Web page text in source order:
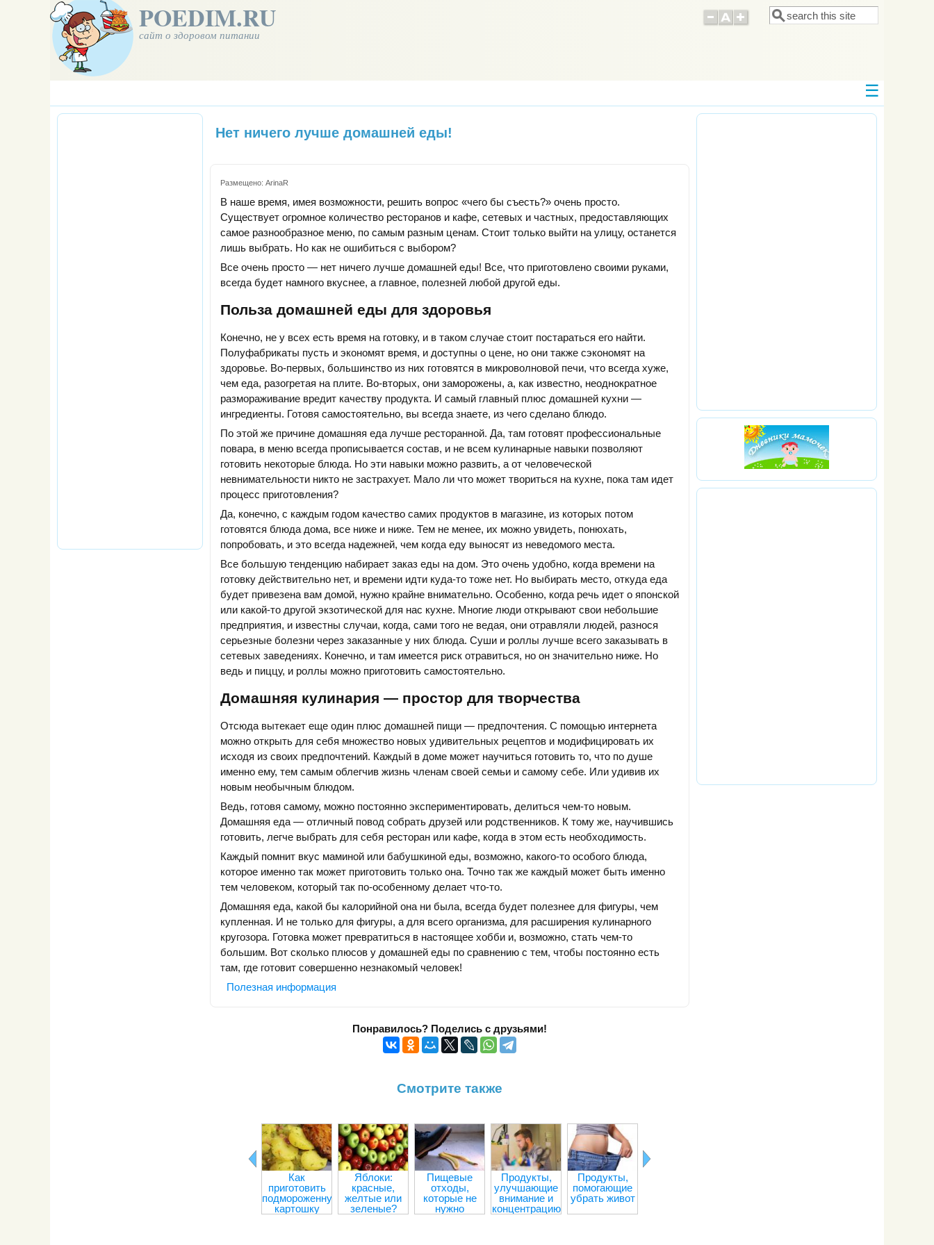
POEDIM.RU
сайт о здоровом питании
Форма поиска
Поиск
Нет ничего лучше домашней еды!
Размещено: ArinaR
В наше время, имея возможности, решить вопрос «чего бы съесть?» очень просто.
Существует огромное количество ресторанов и кафе, сетевых и частных, предоставляющих
самое разнообразное меню, по самым разным ценам. Стоит только выйти на улицу, останется
лишь выбрать. Но как не ошибиться с выбором?
Все очень просто — нет ничего лучше домашней еды! Все, что приготовлено своими руками,
всегда будет намного вкуснее, а главное, полезней любой другой еды.
Польза домашней еды для здоровья
Конечно, не у всех есть время на готовку, и в таком случае стоит постараться его найти.
Полуфабрикаты пусть и экономят время, и доступны о цене, но они также сэкономят на
здоровье. Во-первых, большинство из них готовятся в микроволновой печи, что всегда хуже,
чем еда, разогретая на плите. Во-вторых, они заморожены, а, как известно, неоднократное
размораживание вредит качеству продукта. И самый главный плюс домашней кухни —
ингредиенты. Готовя самостоятельно, вы всегда знаете, из чего сделано блюдо.
По этой же причине домашняя еда лучше ресторанной. Да, там готовят профессиональные
повара, в меню всегда прописывается состав, и не всем кулинарные навыки позволяют
готовить некоторые блюда. Но эти навыки можно развить, а от человеческой
невнимательности никто не застрахует. Мало ли что может твориться на кухне, пока там идет
процесс приготовления?
Да, конечно, с каждым годом качество самих продуктов в магазине, из которых потом
готовятся блюда дома, все ниже и ниже. Тем не менее, их можно увидеть, понюхать,
попробовать, и это всегда надежней, чем когда еду выносят из неведомого места.
Все большую тенденцию набирает заказ еды на дом. Это очень удобно, когда времени на
готовку действительно нет, и времени идти куда-то тоже нет. Но выбирать место, откуда еда
будет привезена вам домой, нужно крайне внимательно. Особенно, когда речь идет о японской
или какой-то другой экзотической для нас кухне. Многие люди открывают свои небольшие
предприятия, и известны случаи, когда, сами того не ведая, они отравляли людей, разнося
серьезные болезни через заказанные у них блюда. Суши и роллы лучше всего заказывать в
сетевых заведениях. Конечно, и там имеется риск отравиться, но он значительно ниже. Но
ведь и пиццу, и роллы можно приготовить самостоятельно.
Домашняя кулинария — простор для творчества
Отсюда вытекает еще один плюс домашней пищи — предпочтения. С помощью интернета
можно открыть для себя множество новых удивительных рецептов и модифицировать их
исходя из своих предпочтений. Каждый в доме может научиться готовить то, что по душе
именно ему, тем самым облегчив жизнь членам своей семьи и самому себе. Или удивив их
новым необычным блюдом.
Ведь, готовя самому, можно постоянно экспериментировать, делиться чем-то новым.
Домашняя еда — отличный повод собрать друзей или родственников. К тому же, научившись
готовить, легче выбрать для себя ресторан или кафе, когда в этом есть необходимость.
Каждый помнит вкус маминой или бабушкиной еды, возможно, какого-то особого блюда,
которое именно так может приготовить только она. Точно так же каждый может быть именно
тем человеком, который так по-особенному делает что-то.
Домашняя еда, какой бы калорийной она ни была, всегда будет полезнее для фигуры, чем
купленная. И не только для фигуры, а для всего организма, для расширения кулинарного
кругозора. Готовка может превратиться в настоящее хобби и, возможно, стать чем-то
большим. Вот сколько плюсов у домашней еды по сравнению с тем, чтобы постоянно есть
там, где готовит совершенно незнакомый человек!
Полезная информация
Понравилось? Поделись с друзьями!
Смотрите также
Как
приготовить
подмороженную
картошку
Яблоки:
красные,
желтые или
зеленые?
Пищевые
отходы,
которые не
нужно
Продукты,
улучшающие
внимание и
концентрацию
Продукты,
помогающие
убрать живот